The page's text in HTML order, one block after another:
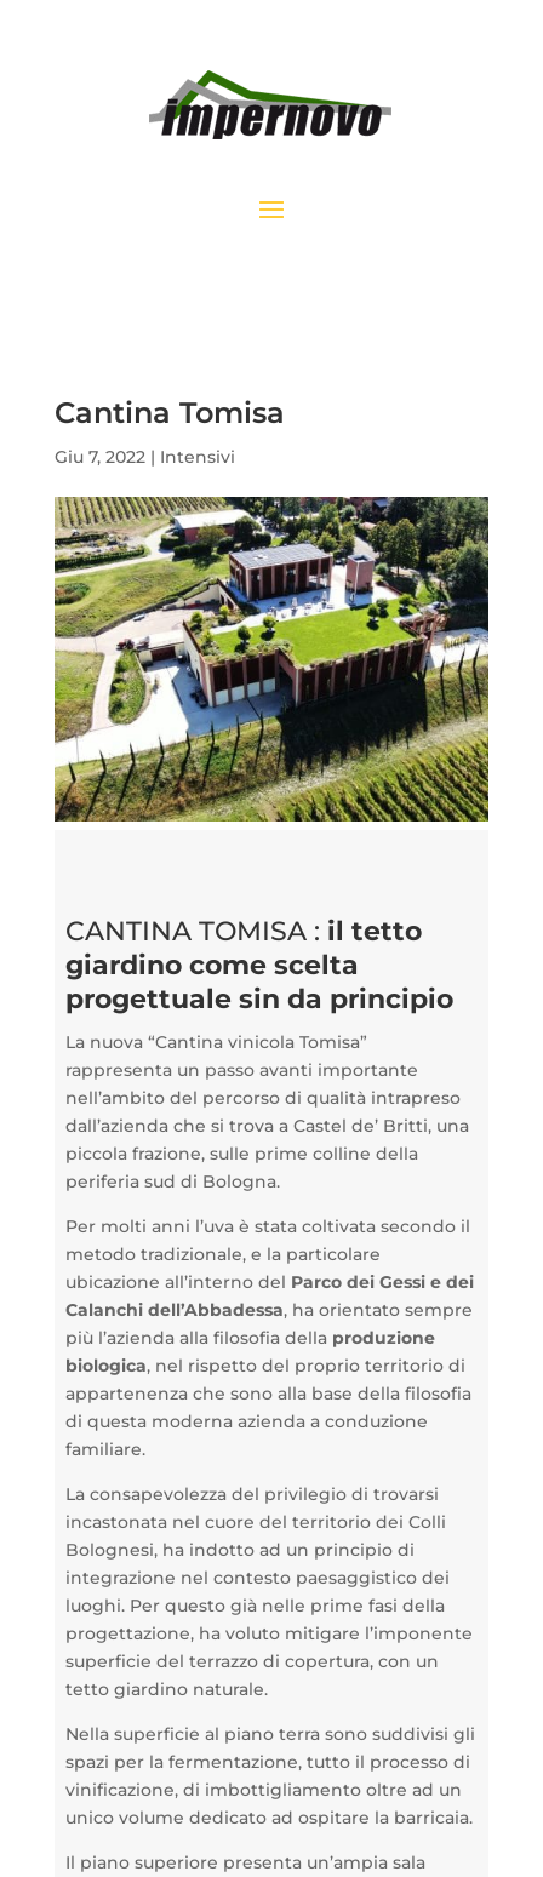
Cantina Tomisa
Giu 7, 2022 | Intensivi
CANTINA TOMISA : il tetto
giardino come scelta
progettuale sin da principio
La nuova “Cantina vinicola Tomisa”
rappresenta un passo avanti importante
nell’ambito del percorso di qualità intrapreso
dall’azienda che si trova a Castel de’ Britti, una
piccola frazione, sulle prime colline della
periferia sud di Bologna.
Per molti anni l’uva è stata coltivata secondo il
metodo tradizionale, e la particolare
ubicazione all’interno del Parco dei Gessi e dei
Calanchi dell’Abbadessa, ha orientato sempre
più l’azienda alla filosofia della produzione
biologica, nel rispetto del proprio territorio di
appartenenza che sono alla base della filosofia
di questa moderna azienda a conduzione
familiare.
La consapevolezza del privilegio di trovarsi
incastonata nel cuore del territorio dei Colli
Bolognesi, ha indotto ad un principio di
integrazione nel contesto paesaggistico dei
luoghi. Per questo già nelle prime fasi della
progettazione, ha voluto mitigare l’imponente
superficie del terrazzo di copertura, con un
tetto giardino naturale.
Nella superficie al piano terra sono suddivisi gli
spazi per la fermentazione, tutto il processo di
vinificazione, di imbottigliamento oltre ad un
unico volume dedicato ad ospitare la barricaia.
Il piano superiore presenta un’ampia sala